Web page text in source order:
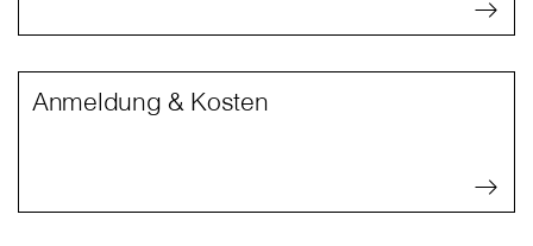
Anmeldung & Kosten